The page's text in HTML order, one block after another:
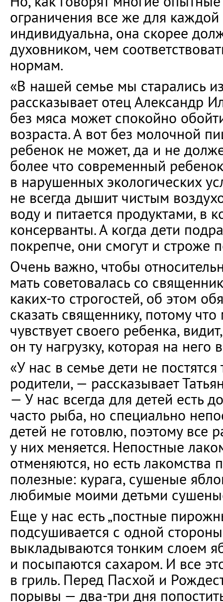
ограничения все же для
индивидуальна, она скорее
духовником, чем
нормам.
«В нашей семье мы старались
рассказывает отец Александр
без мяса может спокойно
возраста. А вот без молочной
ребенок не может, да и не
более что современный
в нарушенных экологических
не всегда дышит чистым
воду и питается продуктами, в
консерванты. А когда дети
покрепче, они смогут и строже
Очень важно, чтобы
мать советовалась со
каких-то строгостей, об этом
сказать священнику, потому
чувствует своего ребенка,
он ту нагрузку, которая на него
«У нас в семье дети не постятся
родители, — рассказывает
— У нас всегда для детей есть
часто рыба, но специально
детей не готовлю, поэтому все
у них меняется. Непостные
отменяются, но есть лакомства
полезные: курага, сушеные
любимые моими детьми
Еще у нас есть „постные
подсушивается с одной
выкладываются тонким слоем
и посыпаются сахаром. И все
в гриль. Перед Пасхой и
порывы — два-три дня